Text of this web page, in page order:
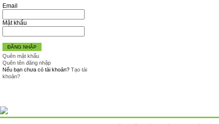
Email
Mật khẩu
ĐĂNG NHẬP
Quên mật khẩu
Quên tên đăng nhập
Nếu bạn chưa có tài khoản? Tạo tài
khoản?